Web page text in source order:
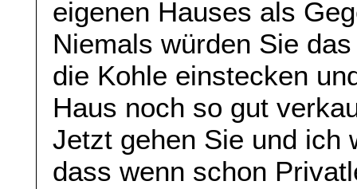
eigenen Hauses als
Niemals würden Sie
die Kohle einstecken
Haus noch so gut
Jetzt gehen Sie und ich
dass wenn schon